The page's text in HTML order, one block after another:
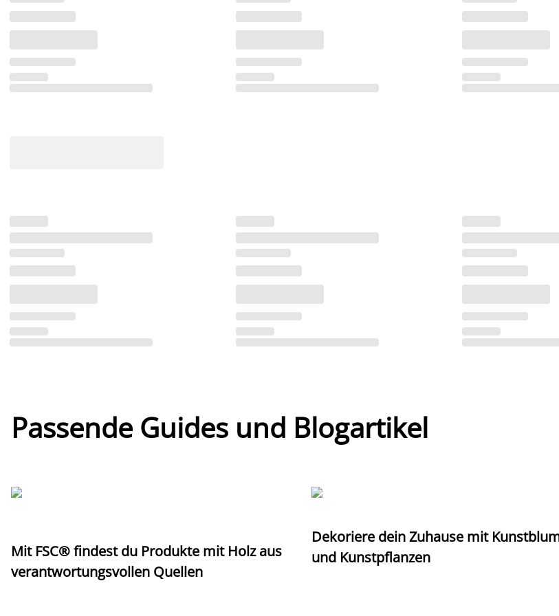
Passende Guides und Blogartikel
Mit FSC® findest du Produkte mit Holz aus
verantwortungsvollen Quellen
Dekoriere dein Zuhause mit
und Kunstpflanzen